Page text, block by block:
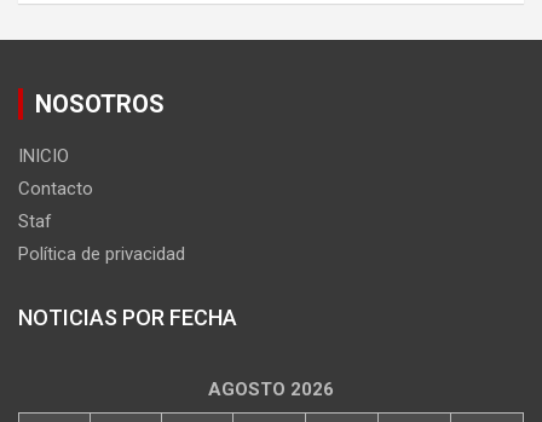
NOSOTROS
INICIO
Contacto
Staf
Política de privacidad
NOTICIAS POR FECHA
AGOSTO 2026